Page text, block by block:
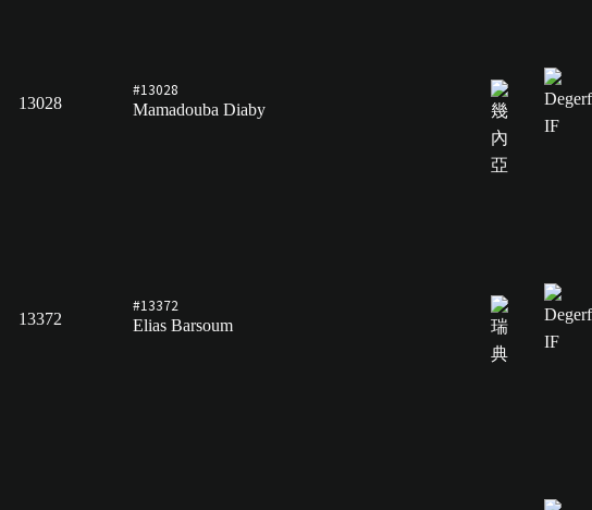
13028
#13028
Mamadouba Diaby
13372
#13372
Elias Barsoum